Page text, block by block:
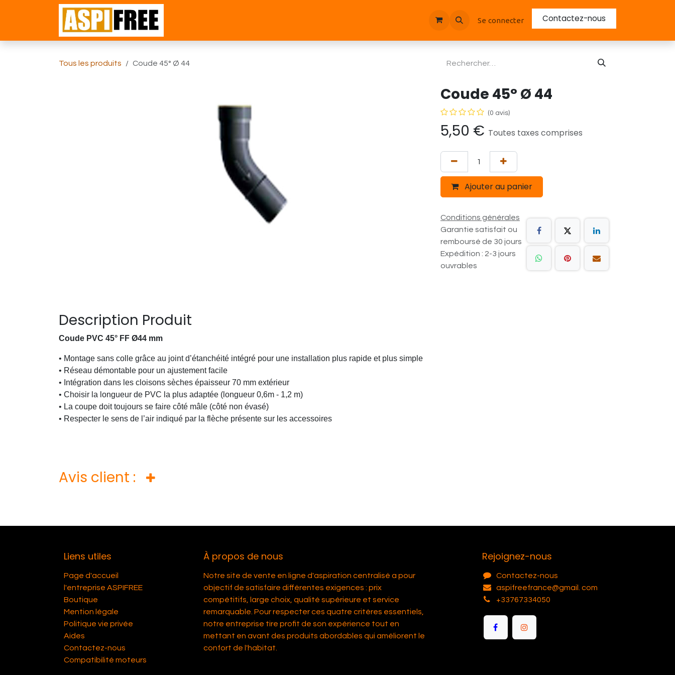
Se rendre au contenu
Se connecter Contactez-nous
Tous les produits Coude 45° Ø 44
Coude 45° Ø 44
(0 avis)
5,50 € Toutes taxes comprises
Ajouter au panier
Conditions générales
Garantie satisfait ou
remboursé de 30 jours
Expédition : 2-3 jours
ouvrables
Description Produit
Coude PVC 45° FF Ø44 mm
• Montage sans colle grâce au joint d’étanchéité intégré pour une installation plus rapide et plus simple
• Réseau démontable pour un ajustement facile
• Intégration dans les cloisons sèches épaisseur 70 mm extérieur
• Choisir la longueur de PVC la plus adaptée (longueur 0,6m - 1,2 m)
• La coupe doit toujours se faire côté mâle (côté non évasé)
• Respecter le sens de l’air indiqué par la flèche présente sur les accessoires
Avis client :
Liens utiles
Page d'accueil
l'entreprise ASPIFREE
Boutique
Mention légale
Politique vie privée
Aides
Contactez-nous
Compatibilité moteurs
Rejoignez-nous
Contactez-nous
aspifreefrance@gmail. com
+33767334050
À propos de nous
Notre site de vente en ligne d'aspiration centralisé a pour
objectif de satisfaire différentes exigences : prix
compétitifs, large choix, qualité supérieure et service
remarquable. Pour respecter ces quatre critères essentiels,
notre entreprise tire profit de son expérience tout en
mettant en avant des produits abordables qui améliorent le
confort de l'habitat.